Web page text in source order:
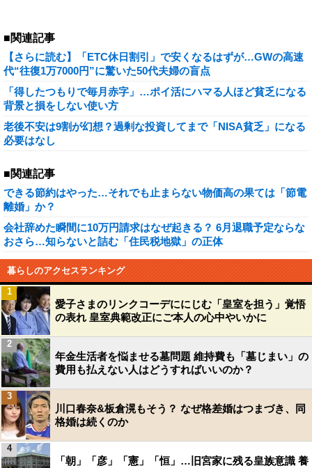
■関連記事
【さらに読む】「ETC休日割引」で安くなるはずが…GWの高速
代“往復1万7000円”に驚いた50代夫婦の盲点
「得したつもりで毎月赤字」…ポイ活にハマる人ほど貧乏になる
背景と損をしない使い方
老後不安は9割が幻想？過剰な投資してまで「NISA貧乏」になる
必要はなし
■関連記事
できる節約はやった…それでも止まらない物価高の果ては「節電
離婚」か？
会社辞めた瞬間に10万円請求はなぜ起きる？ 6月退職予定ならな
おさら…知らないと詰む「住民税地獄」の正体
暮らしのアクセスランキング
愛子さまのリンクコーデににじむ「皇室を担う」覚悟
の表れ 皇室典範改正にご本人の心中やいかに
1
年金生活者を悩ませる墓問題 維持費も「墓じまい」の
費用も払えない人はどうすればいいのか？
2
川口春奈&板倉滉もそう？ なぜ格差婚はつまづき、同
格婚は続くのか
3
「朝」「彦」「憲」「恒」…旧宮家に残る皇族意識 養
4